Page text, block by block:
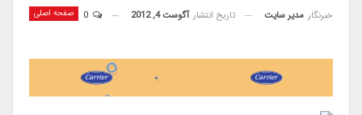
صفحه اصلی خبرنگار مدیر سایت تاریخ انتشار آگوست 4, 2012